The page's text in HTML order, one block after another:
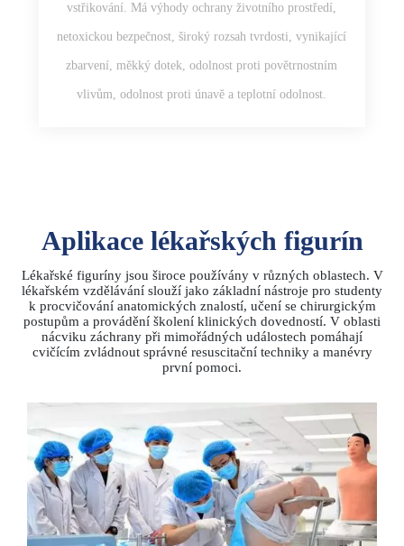
vstřikování. Má výhody ochrany životního prostředí,
netoxickou bezpečnost, široký rozsah tvrdosti, vynikající
zbarvení, měkký dotek, odolnost proti povětrnostním
vlivům, odolnost proti únavě a teplotní odolnost.
Aplikace lékařských figurín​​​​​​​
Lékařské figuríny jsou široce používány v různých oblastech. V
lékařském vzdělávání slouží jako základní nástroje pro studenty
k procvičování anatomických znalostí, učení se chirurgickým
postupům a provádění školení klinických dovedností. V oblasti
nácviku záchrany při mimořádných událostech pomáhají
cvičícím zvládnout správné resuscitační techniky a manévry
první pomoci.